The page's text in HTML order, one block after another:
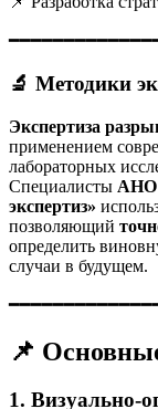
🔬 Методики
Экспертиза
применением
лабораторных
Специалисты АНО
экспертиз»
позволяющий
определить
случаи в будущем.
📌
1. Визуально-